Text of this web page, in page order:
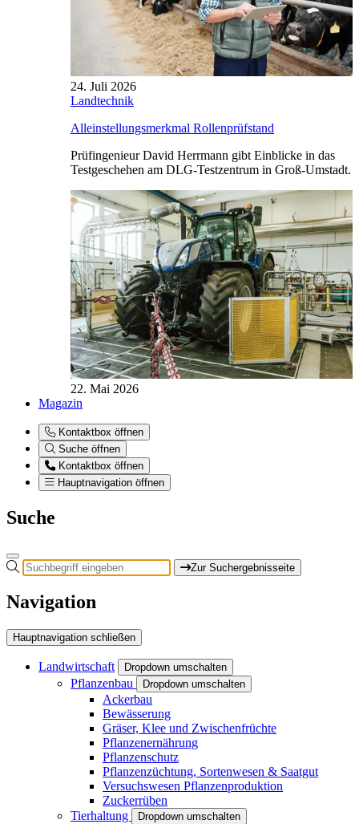
24. Juli 2026
Landtechnik
Alleinstellungsmerkmal Rollenprüfstand
Prüfingenieur David Herrmann gibt Einblicke in das
Testgeschehen am DLG-Testzentrum in Groß-Umstadt.
22. Mai 2026
Magazin
Kontaktbox öffnen
Suche öffnen
Kontaktbox öffnen
Hauptnavigation öffnen
Suche
Zur Suchergebnisseite
Navigation
Hauptnavigation schließen
Landwirtschaft Dropdown umschalten
Pflanzenbau Dropdown umschalten
Ackerbau
Bewässerung
Gräser, Klee und Zwischenfrüchte
Pflanzenernährung
Pflanzenschutz
Pflanzenzüchtung, Sortenwesen & Saatgut
Versuchswesen Pflanzenproduktion
Zuckerrüben
Tierhaltung
Dropdown umschalten